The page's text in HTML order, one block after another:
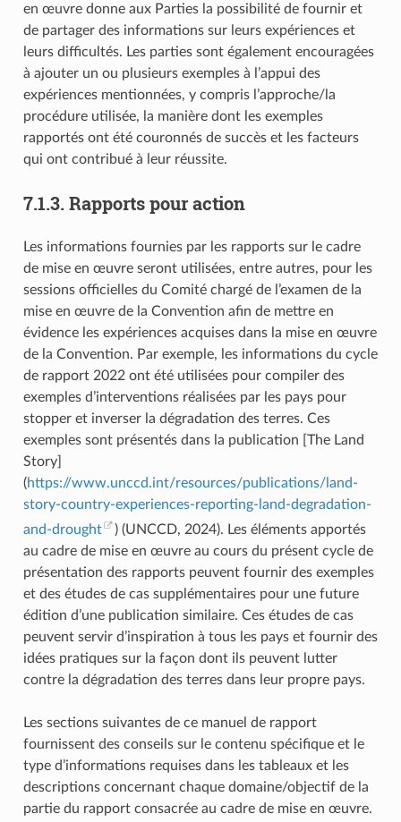
en œuvre donne aux Parties la possibilité de fournir et
de partager des informations sur leurs expériences et
leurs difficultés. Les parties sont également encouragées
à ajouter un ou plusieurs exemples à l’appui des
expériences mentionnées, y compris l’approche/la
procédure utilisée, la manière dont les exemples
rapportés ont été couronnés de succès et les facteurs
qui ont contribué à leur réussite.
7.1.3. Rapports pour action
Les informations fournies par les rapports sur le cadre
de mise en œuvre seront utilisées, entre autres, pour les
sessions officielles du Comité chargé de l’examen de la
mise en œuvre de la Convention afin de mettre en
évidence les expériences acquises dans la mise en œuvre
de la Convention. Par exemple, les informations du cycle
de rapport 2022 ont été utilisées pour compiler des
exemples d’interventions réalisées par les pays pour
stopper et inverser la dégradation des terres. Ces
exemples sont présentés dans la publication [The Land
Story]
(https://www.unccd.int/resources/publications/land-
story-country-experiences-reporting-land-degradation-
and-drought
) (UNCCD, 2024). Les éléments apportés
au cadre de mise en œuvre au cours du présent cycle de
présentation des rapports peuvent fournir des exemples
et des études de cas supplémentaires pour une future
édition d’une publication similaire. Ces études de cas
peuvent servir d’inspiration à tous les pays et fournir des
idées pratiques sur la façon dont ils peuvent lutter
contre la dégradation des terres dans leur propre pays.
Les sections suivantes de ce manuel de rapport
fournissent des conseils sur le contenu spécifique et le
type d’informations requises dans les tableaux et les
descriptions concernant chaque domaine/objectif de la
partie du rapport consacrée au cadre de mise en œuvre.